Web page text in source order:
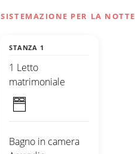
SISTEMAZIONE PER LA NOTTE
STANZA 1
1 Letto
matrimoniale
Bagno in camera